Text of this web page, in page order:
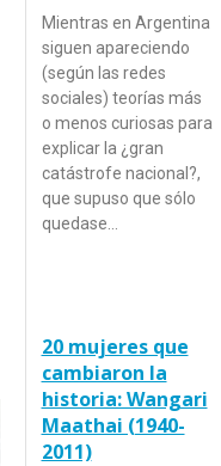
Mientras en Argentina
siguen apareciendo
(según las redes
sociales) teorías más
o menos curiosas para
explicar la ¿gran
catástrofe nacional?,
que supuso que sólo
quedase…
20 mujeres que
cambiaron la
historia: Wangari
Maathai (1940-
2011)